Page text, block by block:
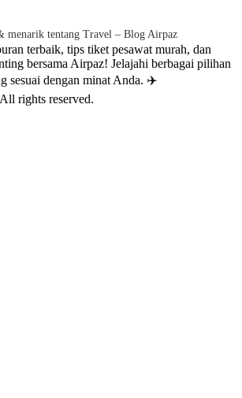
menarik tentang Travel – Blog Airpaz
terbaik, tips tiket pesawat murah, dan
bersama Airpaz! Jelajahi berbagai pilihan
sesuai dengan minat Anda. ✈️
rights reserved.